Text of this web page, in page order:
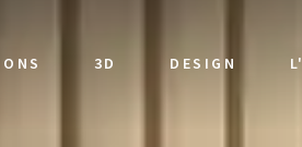
3D DESIGN